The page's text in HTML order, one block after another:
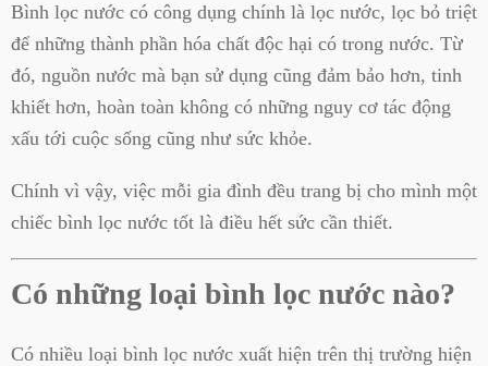
Bình lọc nước có công dụng chính là lọc nước, lọc bỏ triệt
để những thành phần hóa chất độc hại có trong nước. Từ
đó, nguồn nước mà bạn sử dụng cũng đảm bảo hơn, tinh
khiết hơn, hoàn toàn không có những nguy cơ tác động
xấu tới cuộc sống cũng như sức khỏe.
Chính vì vậy, việc mỗi gia đình đều trang bị cho mình một
chiếc bình lọc nước tốt là điều hết sức cần thiết.
Có những loại bình lọc nước nào?
Có nhiều loại bình lọc nước xuất hiện trên thị trường hiện